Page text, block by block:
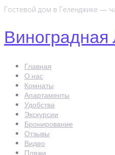
Перейти
контенту
Гостевой дом в Геленджике —
Главная
О нас
Комнаты
Апартаменты
Удобства
Экскурсии
Бронирование
Отзывы
Видео